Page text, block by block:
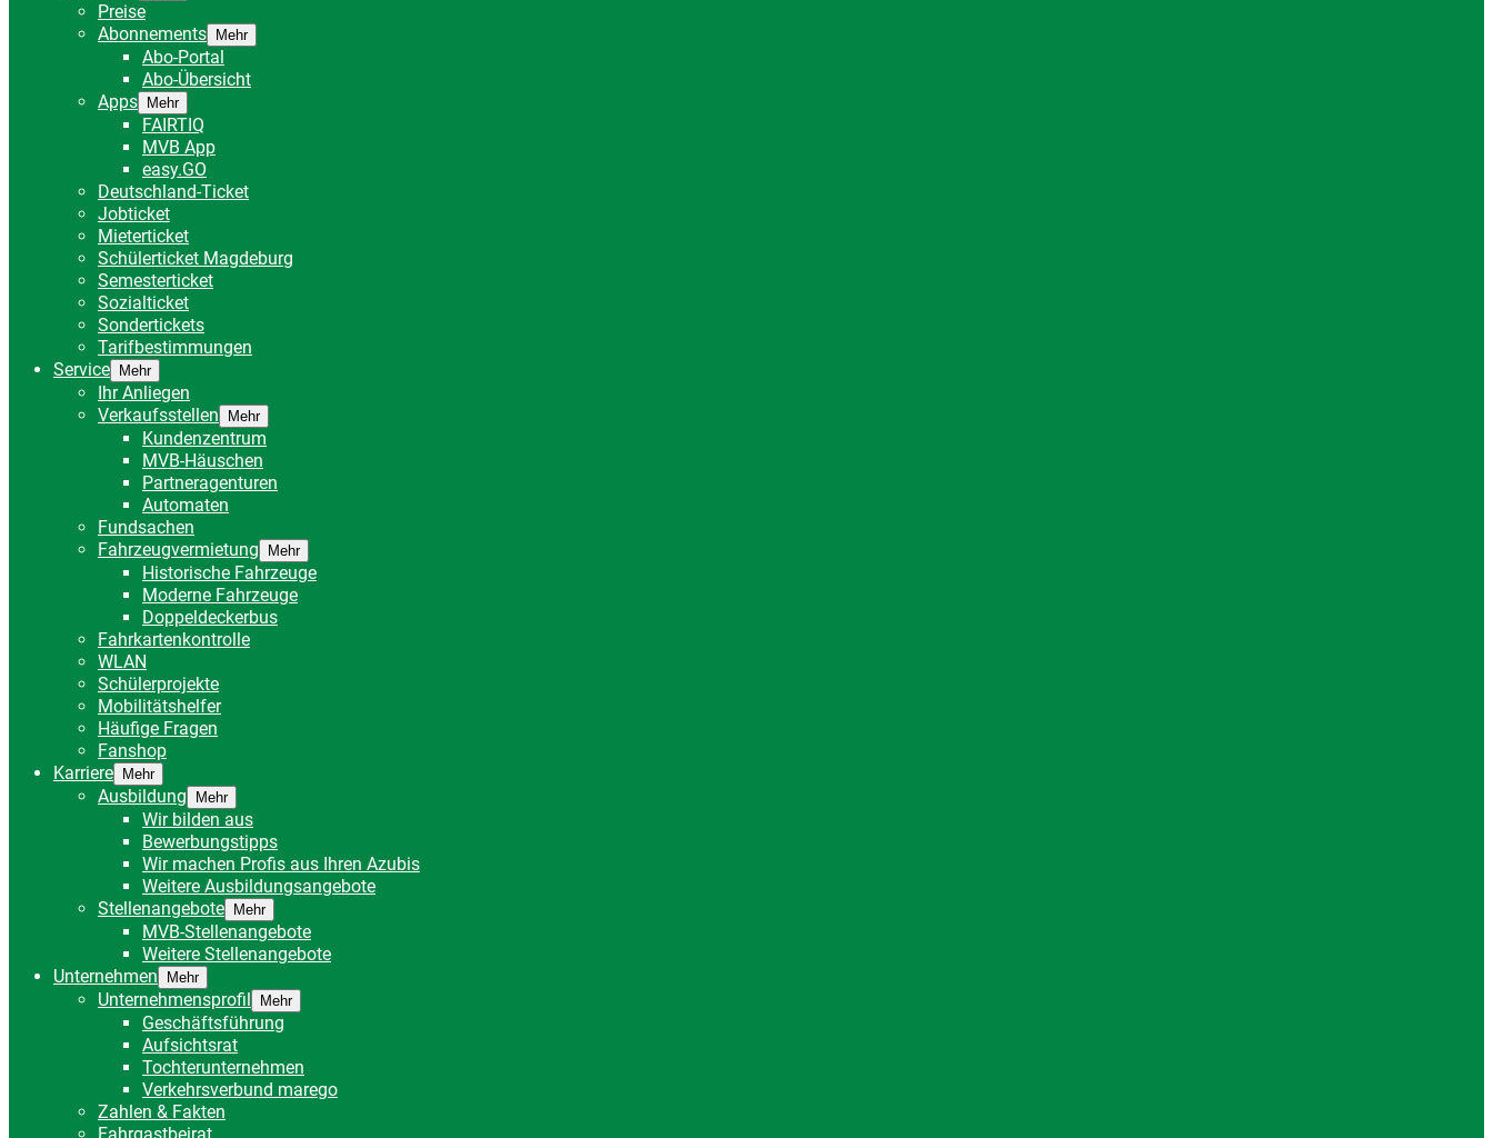
Preise
Abonnements
Mehr
Abo-Portal
Abo-Übersicht
Apps
Mehr
FAIRTIQ
MVB App
easy.GO
Deutschland-Ticket
Jobticket
Mieterticket
Schülerticket Magdeburg
Semesterticket
Sozialticket
Sondertickets
Tarifbestimmungen
Service
Mehr
Ihr Anliegen
Verkaufsstellen
Mehr
Kundenzentrum
MVB-Häuschen
Partneragenturen
Automaten
Fundsachen
Fahrzeugvermietung
Mehr
Historische Fahrzeuge
Moderne Fahrzeuge
Doppeldeckerbus
Fahrkartenkontrolle
WLAN
Schülerprojekte
Mobilitätshelfer
Häufige Fragen
Fanshop
Karriere
Mehr
Ausbildung Mehr
Wir bilden aus
Bewerbungstipps
Wir machen Profis aus Ihren Azubis
Weitere Ausbildungsangebote
Stellenangebote
Mehr
MVB-Stellenangebote
Weitere Stellenangebote
Unternehmen
Mehr
Unternehmensprofil Mehr
Geschäftsführung
Aufsichtsrat
Tochterunternehmen
Verkehrsverbund marego
Zahlen & Fakten